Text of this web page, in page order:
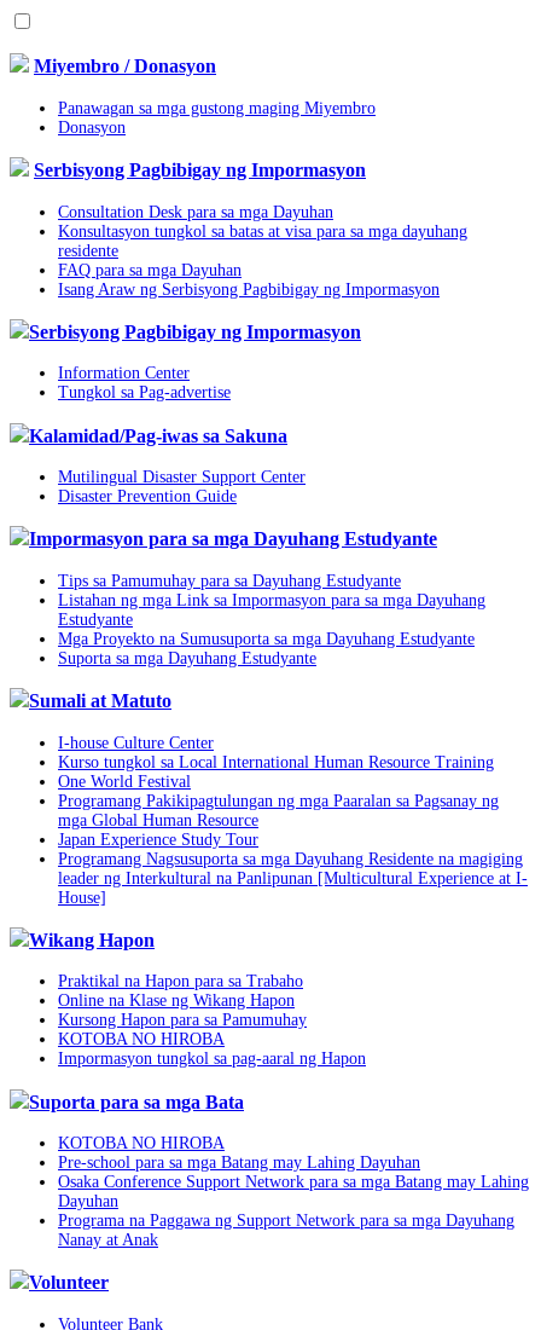
Miyembro / Donasyon
Panawagan sa mga gustong maging Miyembro
Donasyon
Serbisyong Pagbibigay ng Impormasyon
Consultation Desk para sa mga Dayuhan
Konsultasyon tungkol sa batas at visa para sa mga dayuhang
residente
FAQ para sa mga Dayuhan
Isang Araw ng Serbisyong Pagbibigay ng Impormasyon
Serbisyong Pagbibigay ng Impormasyon
Information Center
Tungkol sa Pag-advertise
Kalamidad/Pag-iwas sa Sakuna
Mutilingual Disaster Support Center
Disaster Prevention Guide
Impormasyon para sa mga Dayuhang Estudyante
Tips sa Pamumuhay para sa Dayuhang Estudyante
Listahan ng mga Link sa Impormasyon para sa mga Dayuhang
Estudyante
Mga Proyekto na Sumusuporta sa mga Dayuhang Estudyante
Suporta sa mga Dayuhang Estudyante
Sumali at Matuto
I-house Culture Center
Kurso tungkol sa Local International Human Resource Training
One World Festival
Programang Pakikipagtulungan ng mga Paaralan sa Pagsanay ng
mga Global Human Resource
Japan Experience Study Tour
Programang Nagsusuporta sa mga Dayuhang Residente na magiging
leader ng Interkultural na Panlipunan [Multicultural Experience at I-
House]
Wikang Hapon
Praktikal na Hapon para sa Trabaho
Online na Klase ng Wikang Hapon
Kursong Hapon para sa Pamumuhay
KOTOBA NO HIROBA
Impormasyon tungkol sa pag-aaral ng Hapon
Suporta para sa mga Bata
KOTOBA NO HIROBA
Pre-school para sa mga Batang may Lahing Dayuhan
Osaka Conference Support Network para sa mga Batang may Lahing
Dayuhan
Programa na Paggawa ng Support Network para sa mga Dayuhang
Nanay at Anak
Volunteer
Volunteer Bank